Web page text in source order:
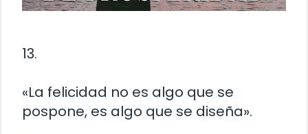
13.
«La felicidad no es algo que se
pospone, es algo que se diseña».